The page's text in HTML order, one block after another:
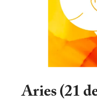
Aries (21